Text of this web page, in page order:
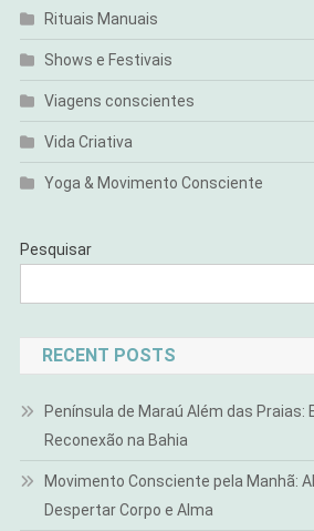
Rituais Manuais
Shows e Festivais
Viagens conscientes
Vida Criativa
Yoga & Movimento Consciente
Pesquisar
RECENT POSTS
Península de Maraú Além das Praias:
Reconexão na Bahia
Movimento Consciente pela Manhã:
Despertar Corpo e Alma